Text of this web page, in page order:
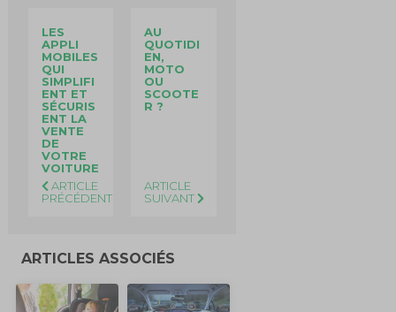
LES
APPLI
MOBILES
QUI
SIMPLIFI
ENT ET
SÉCURIS
ENT LA
VENTE
DE
VOTRE
VOITURE
ARTICLE
PRÉCÉDENT
AU
QUOTIDI
EN,
MOTO
OU
SCOOTE
R ?
ARTICLE
SUIVANT
ARTICLES ASSOCIÉS